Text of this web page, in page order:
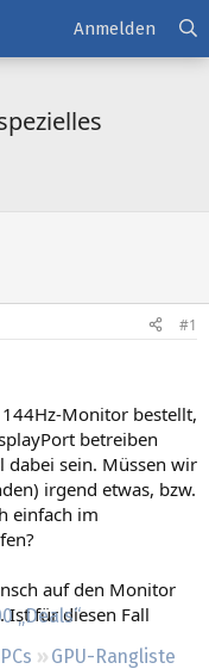
„Deals“
GPU-Rangliste
Anmelden
#1
Monitor bestellt,
betreiben
dabei sein. Müssen wir
irgend etwas, bzw.
einfach im
auf den Monitor
Ist für diesen Fall